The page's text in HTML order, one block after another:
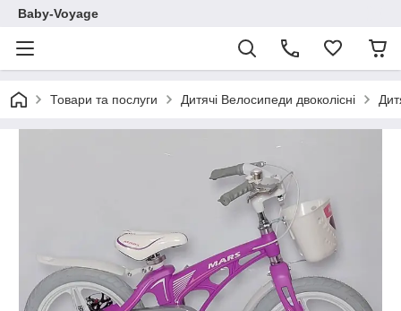
Baby-Voyage
Товари та послуги Дитячі Велосипеди двоколісні